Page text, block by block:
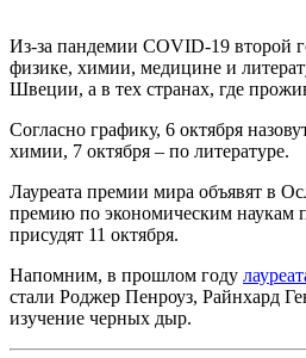
Из-за пандемии COVID-19 второй
физике, химии, медицине и
Швеции, а в тех странах, где
Согласно графику, 6 октября
химии, 7 октября – по литературе.
Лауреата премии мира объявят в
премию по экономическим наукам
присудят 11 октября.
Напомним, в прошлом году
стали Роджер Пенроуз, Райнхард
изучение черных дыр.